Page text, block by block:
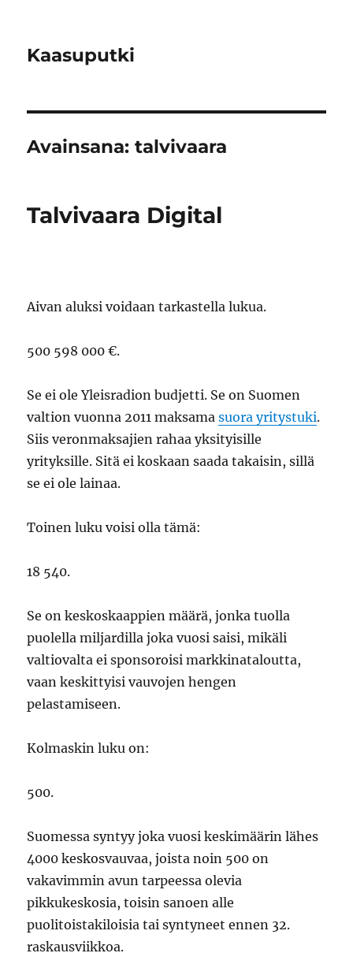
Kaasuputki
Avainsana:talvivaara
Talvivaara Digital
Aivan aluksi voidaan tarkastella lukua.
500 598 000 €.
Se ei ole Yleisradion budjetti. Se on Suomen
valtion vuonna 2011 maksamasuora yritystuki.
Siis veronmaksajien rahaa yksityisille
yrityksille. Sitä ei koskaan saada takaisin, sillä
se ei ole lainaa.
Toinen luku voisi olla tämä:
18 540.
Se on keskoskaappien määrä, jonka tuolla
puolella miljardilla joka vuosi saisi, mikäli
valtiovalta ei sponsoroisi markkinataloutta,
vaan keskittyisi vauvojen hengen
pelastamiseen.
Kolmaskin luku on:
500.
Suomessa syntyy joka vuosi keskimäärin lähes
4000 keskosvauvaa, joista noin 500 on
vakavimmin avun tarpeessa olevia
pikkukeskosia, toisin sanoen alle
puolitoistakiloisia tai syntyneet ennen 32.
raskausviikkoa.